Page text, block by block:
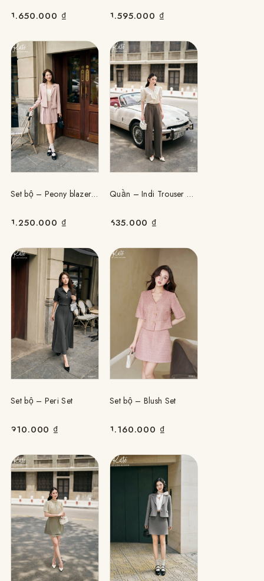
1.650.000 ₫ 1.595.000 ₫
Set bộ – Peony blazer set
1.250.000 ₫
Quần – Indi Trouser – Nâu
635.000 ₫
Set bộ – Peri Set
910.000 ₫
Set bộ – Blush Set
1.160.000 ₫